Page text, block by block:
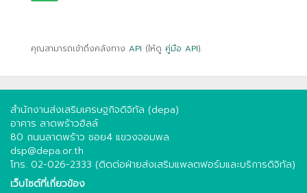
คุณสามารถเข้าถึงคลังทาง API (ให้ดู คู่มือ API).
สำนักงานส่งเสริมเศรษฐกิจดิจิทัล (depa)
อาคาร ลาดพร้าวฮิลล์
80 ถนนลาดพร้าว ซอย4 แขวงจอมพล
dsp@depa.or.th
โทร. 02-026-2333 (ติดต่อฝ่ายส่งเสริมแพลตฟอร์มและบริการดิจิทัล)
เว็บไซต์ที่เกี่ยวข้อง